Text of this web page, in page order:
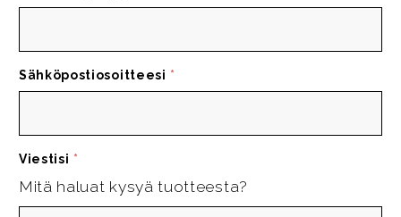
Sähköpostiosoitteesi *
Viestisi *
Mitä haluat kysyä tuotteesta?